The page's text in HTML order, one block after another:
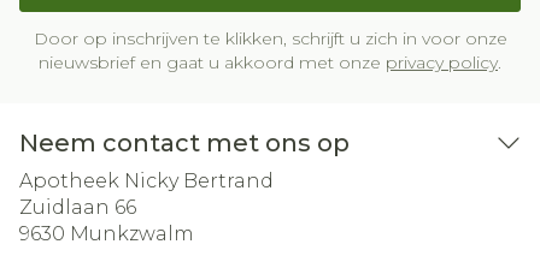
Door op inschrijven te klikken, schrijft u zich in voor onze
nieuwsbrief en gaat u akkoord met onze privacy policy.
Neem contact met ons op
Apotheek Nicky Bertrand
Zuidlaan 66
9630 Munkzwalm